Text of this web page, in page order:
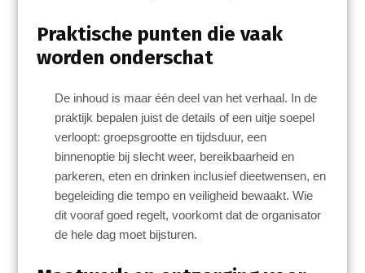
Praktische punten die vaak
worden onderschat
De inhoud is maar één deel van het verhaal. In de
praktijk bepalen juist de details of een uitje soepel
verloopt: groepsgrootte en tijdsduur, een
binnenoptie bij slecht weer, bereikbaarheid en
parkeren, eten en drinken inclusief dieetwensen, en
begeleiding die tempo en veiligheid bewaakt. Wie
dit vooraf goed regelt, voorkomt dat de organisator
de hele dag moet bijsturen.